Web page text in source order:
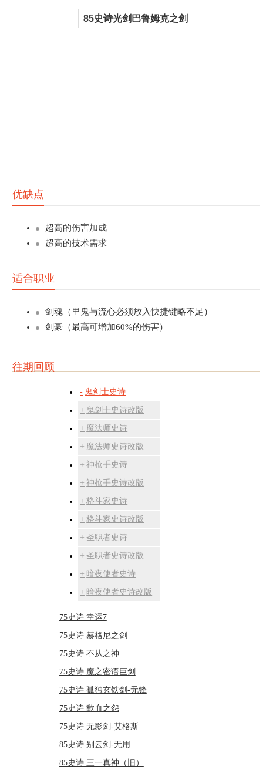
85史诗光剑巴鲁姆克之剑
优缺点
超高的伤害加成
超高的技术需求
适合职业
剑魂（里鬼与流心必须放入快捷键略不足）
剑豪（最高可增加60%的伤害）
往期回顾
鬼剑士史诗
鬼剑士史诗改版
魔法师史诗
魔法师史诗改版
神枪手史诗
神枪手史诗改版
格斗家史诗
格斗家史诗改版
圣职者史诗
圣职者史诗改版
暗夜使者史诗
暗夜使者史诗改版
75史诗 幸运7
75史诗 赫格尼之剑
75史诗 不从之神
75史诗 魔之密语巨剑
75史诗 孤独玄铁剑-无锋
75史诗 歃血之怨
75史诗 无影剑-艾格斯
85史诗 别云剑-无用
85史诗 三一真神（旧）